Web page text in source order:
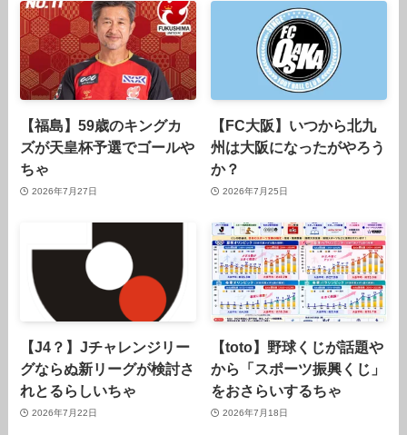
【福島】59歳のキングカ
ズが天皇杯予選でゴールや
ちゃ
2026年7月27日
【FC大阪】いつから北九
州は大阪になったがやろう
か？
2026年7月25日
【J4？】Jチャレンジリー
グならぬ新リーグが検討さ
れとるらしいちゃ
2026年7月22日
【toto】野球くじが話題や
から「スポーツ振興くじ」
をおさらいするちゃ
2026年7月18日